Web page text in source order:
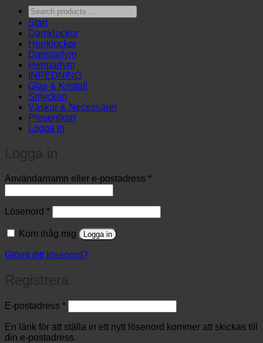
Search
products
…
Start
Damklockor
Herrklockor
Damparfym
Herrparfym
INREDNING
Glas & Kristall
Smycken
Väskor & Necessärer
Presentkort
Logga in
Användarnamn eller e-postadress *Obligatoriskt
Lösenord *Obligatoriskt
Kom ihåg mig Logga in
Glömt ditt lösenord?
E-postadress *Obligatoriskt
En länk för att ställa in ett nytt lösenord kommer att skickas till
din e-postadress.